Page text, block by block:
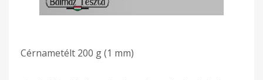
Cérnametélt 200 g (1 mm)